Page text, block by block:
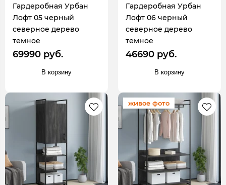
Гардеробная Урбан
Лофт 05 черный
северное дерево
темное
69990 руб.
В корзину
Гардеробная Урбан
Лофт 06 черный
северное дерево
темное
46690 руб.
В корзину
живое фото